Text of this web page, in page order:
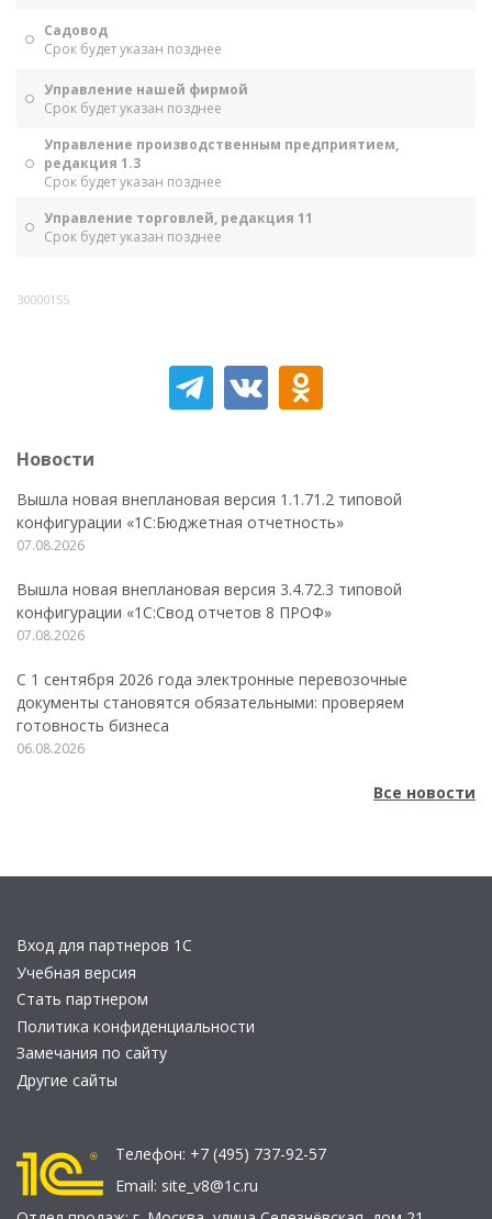
Садовод
Срок будет указан позднее
Управление нашей фирмой
Срок будет указан позднее
Управление производственным предприятием,
редакция 1.3
Срок будет указан позднее
Управление торговлей, редакция 11
Срок будет указан позднее
30000155
Новости
Вышла новая внеплановая версия 1.1.71.2 типовой
конфигурации «1C:Бюджетная отчетность»
07.08.2026
Вышла новая внеплановая версия 3.4.72.3 типовой
конфигурации «1C:Свод отчетов 8 ПРОФ»
07.08.2026
С 1 сентября 2026 года электронные перевозочные
документы становятся обязательными: проверяем
готовность бизнеса
06.08.2026
Все новости
Вход для партнеров 1С
Учебная версия
Стать партнером
Политика конфиденциальности
Замечания по сайту
Другие сайты
Телефон: +7 (495) 737-92-57
Email: site_v8@1c.ru